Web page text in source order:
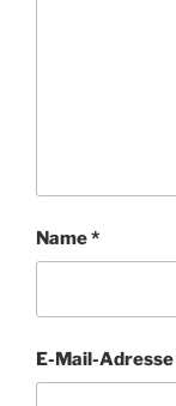
Name*
E-Mail-Adresse